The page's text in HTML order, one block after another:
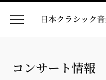
コンサート情報